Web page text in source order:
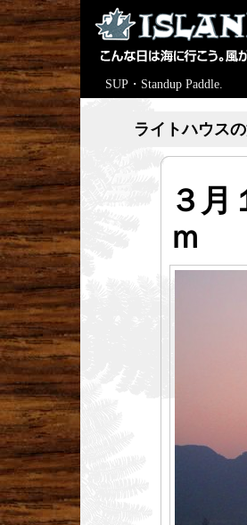
SUP・Standup Paddle.
ライトハウス
３
ｍ